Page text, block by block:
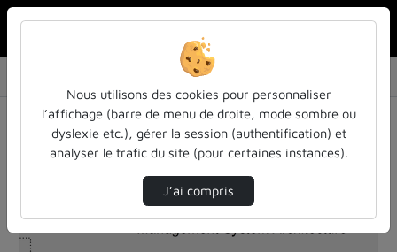
Key Concepts of Network management - Managem…
Lire
Nous utilisons des cookies pour personnaliser
l’affichage (barre de menu de droite, mode sombre ou
dyslexie etc.), gérer la session (authentification) et
analyser le trafic du site (pour certaines instances).
J’ai compris